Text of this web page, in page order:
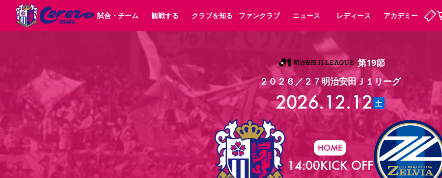
試合・チーム
選手・スタッフ アクセス レディース アカデミー
ハナサカプレーヤー
歴代所属選手
観戦する
価格・席種 購入方法 法人シーズンシート 福祉サービス
譲渡サービス リセールサービス
初めて観戦ガイド グルメ マッチデープログラム
観戦マナー&ルール
ビジターサポーター観戦ガイド
YANMAR HANASAKA STADIUM アウェイツアー
クラブを知る
求人情報
パートナー企業募集中 セレッソ大阪VISAカード サポートスタッフ セレッソアイデアちょうだいな
応援商店街
Lise（ライセンスビジネス）
サステナビリティポリシー インパクトレポート 活動レポート
SPORT POSITIVE LEAGUES
取り組み実績
スポーツクラブ
ファンクラブ
まいセレチケット 会員規定 婚姻届・出生届・命名書
ニュース
イベント ファンクラブ パートナー スポーツクラブ メディア
レディース アカデミー
第19節
２０２６／２７明治安田Ｊ１リーグ
2026.12.12 土
HOME
14:00KICK OFF